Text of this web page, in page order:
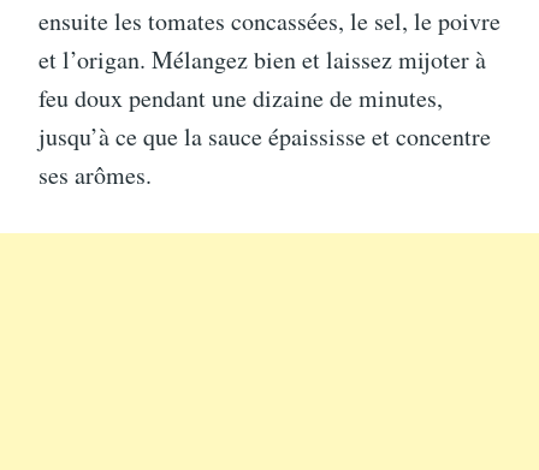
ensuite les tomates concassées, le sel, le poivre
et l’origan. Mélangez bien et laissez mijoter à
feu doux pendant une dizaine de minutes,
jusqu’à ce que la sauce épaississe et concentre
ses arômes.